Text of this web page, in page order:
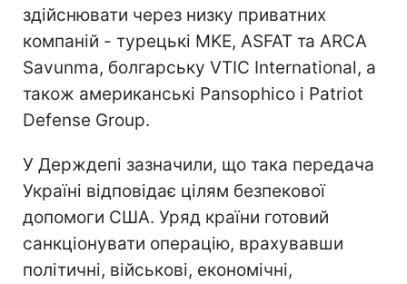
здійснювати через низку приватних
компаній - турецькі MKE, ASFAT та ARCA
Savunma, болгарську VTIC International, а
також американські Pansophico і Patriot
Defense Group.
У Держдепі зазначили, що така передача
Україні відповідає цілям безпекової
допомоги США. Уряд країни готовий
санкціонувати операцію, врахувавши
політичні, військові, економічні,